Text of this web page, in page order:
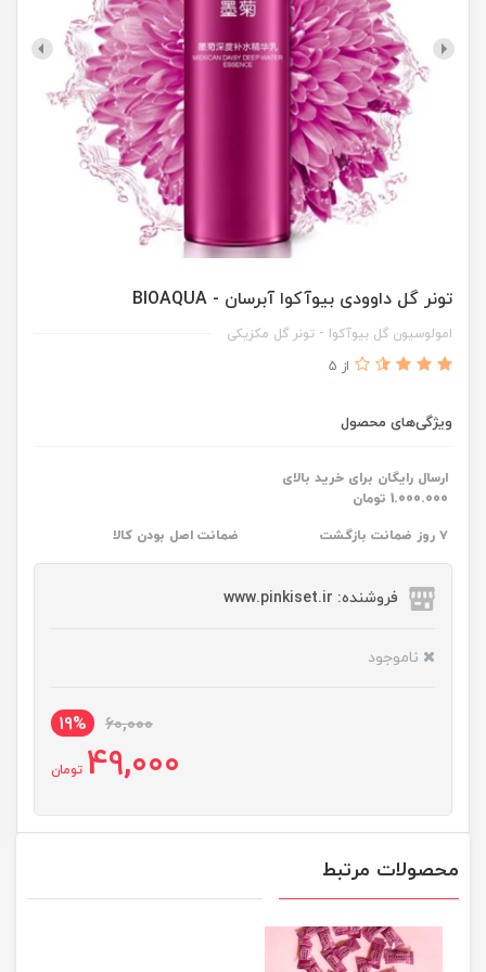
تونر گل داوودی بیوآکوا آبرسان - BIOAQUA
امولوسیون گل بیوآکوا - تونر گل مکزیکی
از 5
ویژگی‌های محصول
ارسال رایگان برای خرید بالای
1.000.000 تومان
۷ روز ضمانت بازگشت ضمانت اصل بودن کالا
فروشنده: www.pinkiset.ir
ناموجود
60,000
19%
49,000 تومان
محصولات مرتبط